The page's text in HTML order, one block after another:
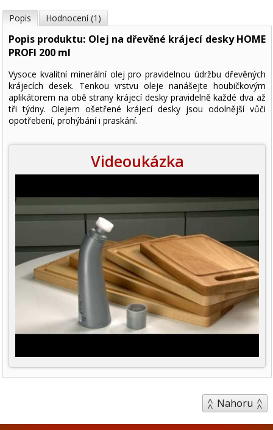
Popis Hodnocení (1)
Popis produktu: Olej na dřevěné krájecí desky HOME
PROFI 200 ml
Vysoce kvalitní minerální olej pro pravidelnou údržbu dřevěných
krájecích desek. Tenkou vrstvu oleje nanášejte houbičkovým
aplikátorem na obě strany krájecí desky pravidelně každé dva až
tři týdny. Olejem ošetřené krájecí desky jsou odolnější vůči
opotřebení, prohýbání i praskání.
Videoukázka
Nahoru